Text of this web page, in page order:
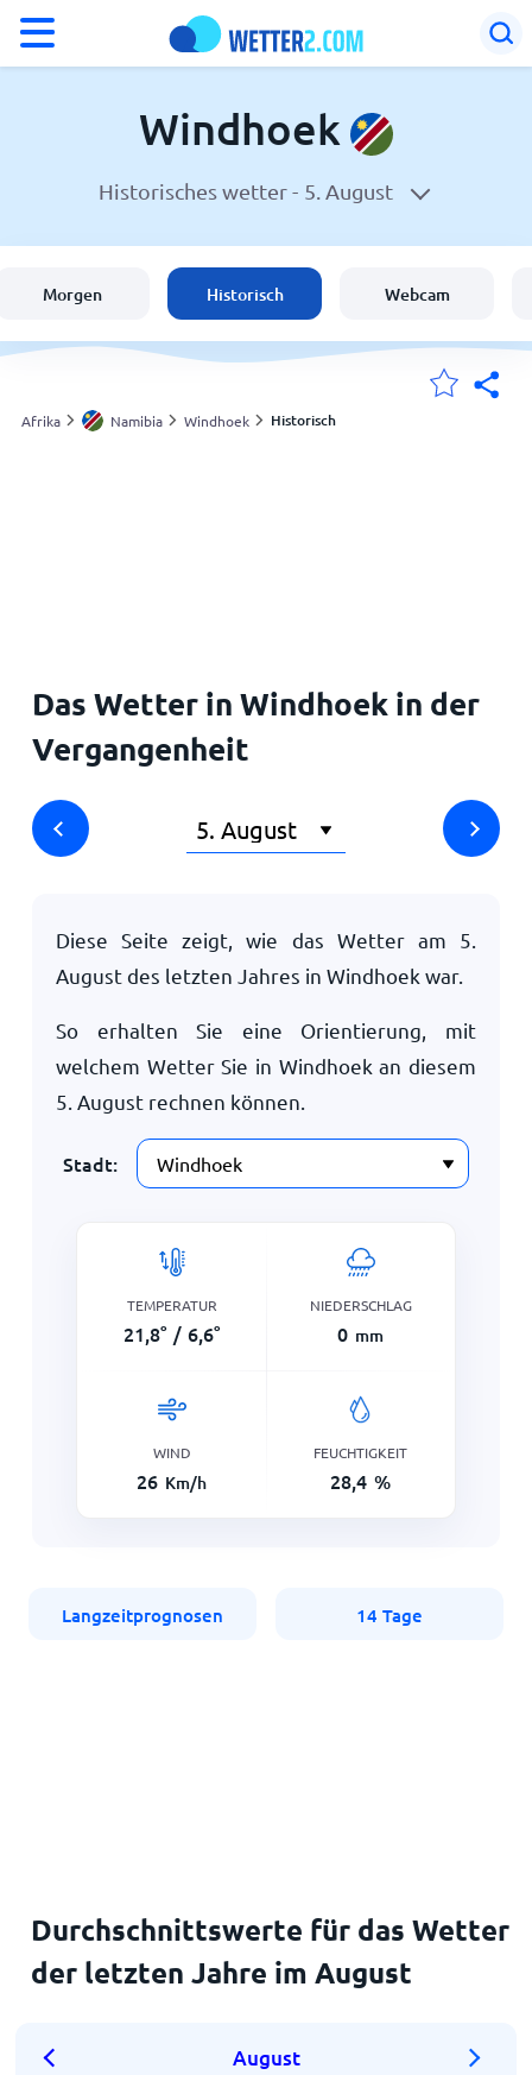
Wetter in Windhoek
Schweiz
Deutschland
Windhoek
Historisches wetter - 5. August
Morgen Historisch Webcam
Afrika Namibia Windhoek Historisch
Das Wetter in Windhoek in der
Vergangenheit
Diese Seite zeigt, wie das Wetter am 5.
Augustdes letzten Jahres in Windhoek war.
So erhalten Sie eine Orientierung, mit
welchem Wetter Sie in Windhoek an diesem
5. Augustrechnen können.
Stadt:
TEMPERATUR
21,8° / 6,6°
NIEDERSCHLAG
0 mm
WIND
26 Km/h
FEUCHTIGKEIT
28,4 %
Langzeitprognosen 14 Tage
Durchschnittswerte für das Wetter
der letzten Jahre im August
August